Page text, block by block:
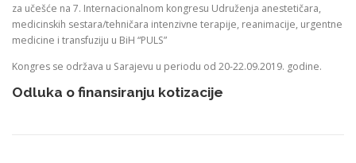
za učešće na 7. Internacionalnom kongresu Udruženja anestetičara,
medicinskih sestara/tehničara intenzivne terapije, reanimacije, urgentne
medicine i transfuziju u BiH “PULS”
Kongres se održava u Sarajevu u periodu od 20-22.09.2019. godine.
Odluka o finansiranju kotizacije